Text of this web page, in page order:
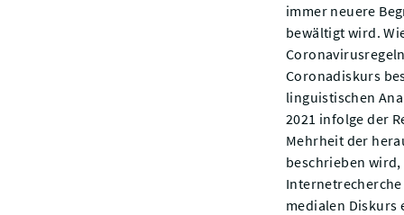
immer neuere
bewältigt wird.
Coronadiskurs
linguistischen
2021 infolge der
Mehrheit der
beschrieben
medialen Diskurs